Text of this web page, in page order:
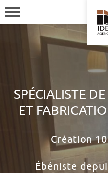
SPÉCIALISTE
ET
Création
Ébéniste